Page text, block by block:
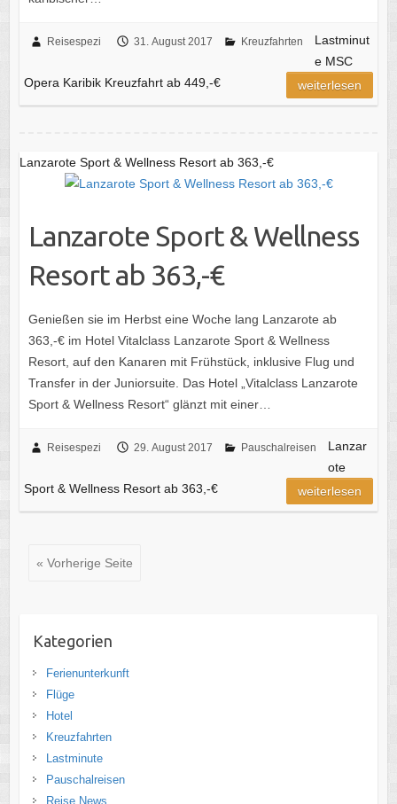
Reisespezi 31. August 2017 Kreuzfahrten
Lastminut
e MSC
Opera Karibik Kreuzfahrt ab 449,-€
weiterlesen
Lanzarote Sport & Wellness Resort ab 363,-€
Lanzarote Sport & Wellness
Resort ab 363,-€
Genießen sie im Herbst eine Woche lang Lanzarote ab
363,-€ im Hotel Vitalclass Lanzarote Sport & Wellness
Resort, auf den Kanaren mit Frühstück, inklusive Flug und
Transfer in der Juniorsuite. Das Hotel „Vitalclass Lanzarote
Sport & Wellness Resort“ glänzt mit einer…
Reisespezi 29. August 2017 Pauschalreisen
Lanzar
ote
Sport & Wellness Resort ab 363,-€
weiterlesen
« Vorherige Seite
Kategorien
Ferienunterkunft
Flüge
Hotel
Kreuzfahrten
Lastminute
Pauschalreisen
Reise News